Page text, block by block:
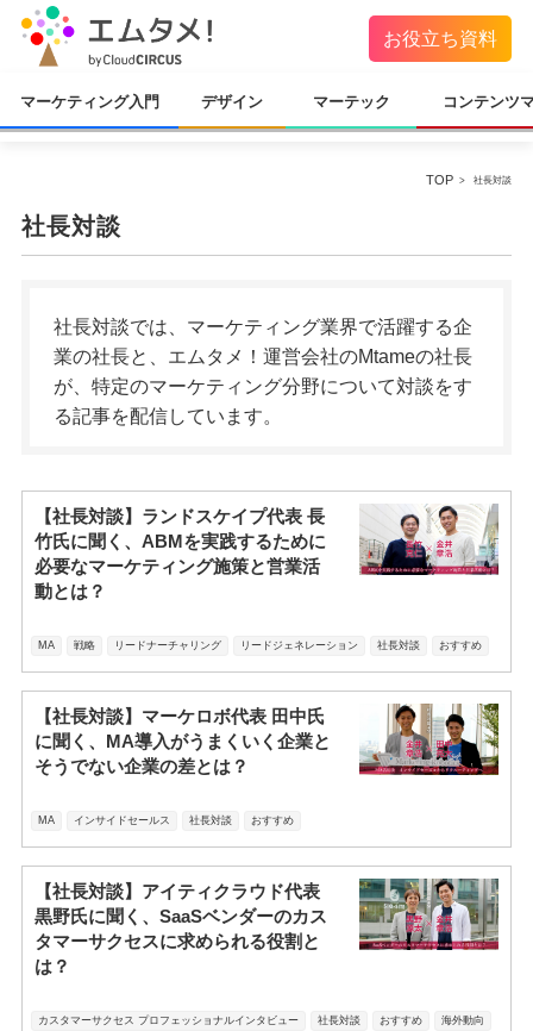
お役立ち資料
マーケティング入門 デザイン マーテック コンテンツ
TOP 社長対談
社長対談
社長対談では、マーケティング業界で活躍する企
業の社長と、エムタメ！運営会社のMtameの社長
が、特定のマーケティング分野について対談をす
る記事を配信しています。
【社長対談】ランドスケイプ代表 長
竹氏に聞く、ABMを実践するために
必要なマーケティング施策と営業活
動とは？
MA 戦略 リードナーチャリング リードジェネレーション 社長対談 おすすめ
【社長対談】マーケロボ代表 田中氏
に聞く、MA導入がうまくいく企業と
そうでない企業の差とは？
MA インサイドセールス 社長対談 おすすめ
【社長対談】アイティクラウド代表
黒野氏に聞く、SaaSベンダーのカス
タマーサクセスに求められる役割と
は？
カスタマーサクセス プロフェッショナルインタビュー 社長対談 おすすめ 海外動向